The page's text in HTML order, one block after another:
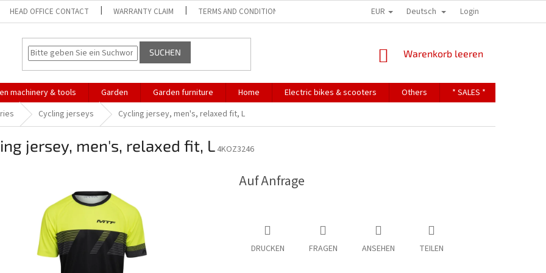
HEAD OFFICE CONTACT WARRANTY CLAIM TERMS AND CONDITIONS TERMS OF PERSONAL DATA PROTECTION
EUR Deutsch Login
SUCHEN WARENKORB
Warenkorb leeren
machinery & tools Garden Garden furniture Home Electric bikes & scooters Others * SALES *
Cycling jerseys Cycling jersey, men's, relaxed fit, L
jersey, men's, relaxed fit, L 4KOZ3246
Auf Anfrage
DRUCKEN FRAGEN ANSEHEN TEILEN